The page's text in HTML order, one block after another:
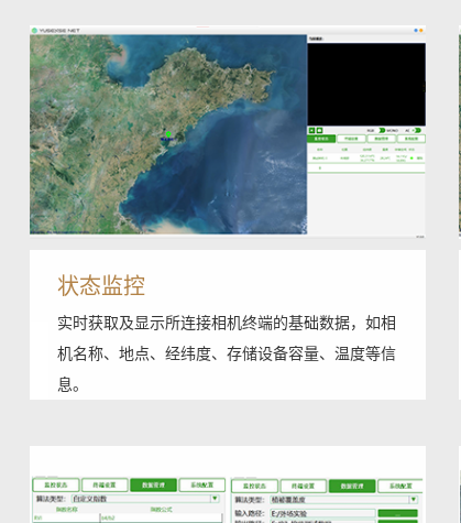
状态监控
实时获取及显示所连接相机终端的基础数据，如相
机名称、地点、经纬度、存储设备容量、温度等信
息。